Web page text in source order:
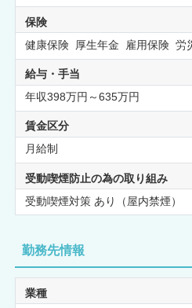
保険
健康保険 厚生年金 雇用保険 労
給与・手当
年収398万円～635万円
賃金区分
月給制
受動喫煙防止の為の取り組み
受動喫煙対策 あり（屋内禁煙）
勤務先情報
業種